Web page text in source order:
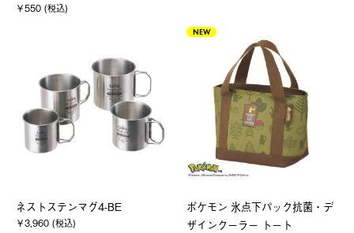
￥550 (税込)
ネストステンマグ4-BE
￥3,960 (税込)
NEW
ポケモン 氷点下パック抗菌・デ
ザインクーラー トート